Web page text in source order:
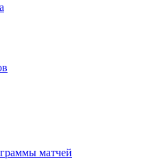
матчей